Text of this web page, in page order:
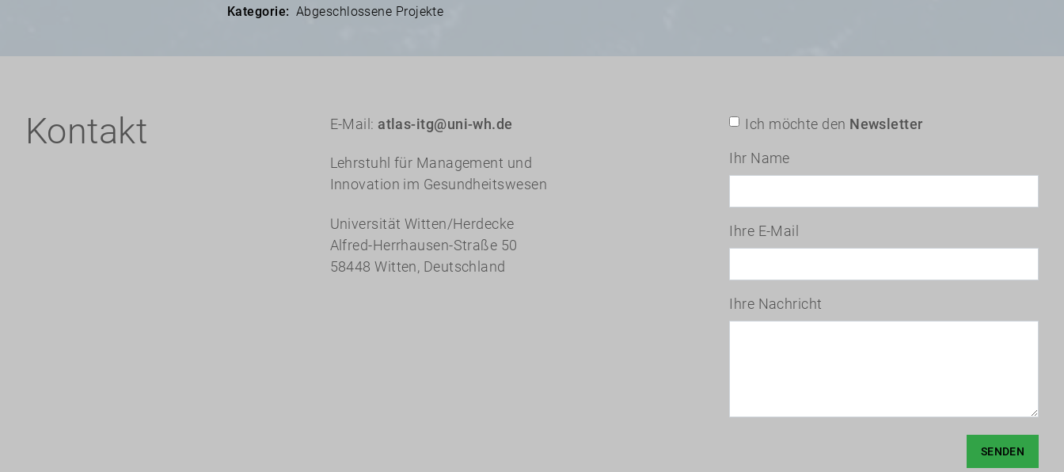
Kategorie: Abgeschlossene Projekte
Kontakt E-Mail: atlas-itg@uni-wh.de
Lehrstuhl für Management und
Innovation im Gesundheitswesen
Universität Witten/Herdecke
Alfred-Herrhausen-Straße 50
58448 Witten, Deutschland
Ich möchte den Newsletter
Ihr Name
Ihre E-Mail
Ihre Nachricht
SENDEN